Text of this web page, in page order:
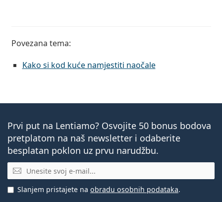
Povezana tema:
Kako si kod kuće namjestiti naočale
Prvi put na Lentiamo? Osvojite 50 bonus bodova
pretplatom na naš newsletter i odaberite
besplatan poklon uz prvu narudžbu.
E-mail
Slanjem pristajete na obradu osobnih podataka.